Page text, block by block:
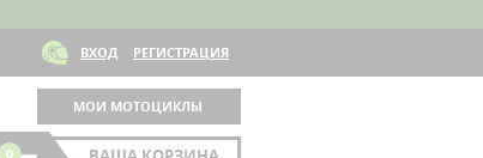
ВХОД РЕГИСТРАЦИЯ
МОИ МОТОЦИКЛЫ
0